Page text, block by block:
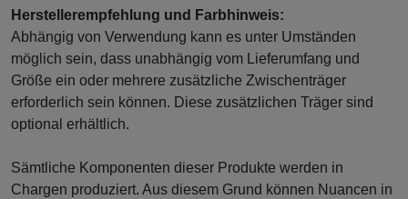
Herstellerempfehlung und Farbhinweis:
Abhängig von Verwendung kann es unter Umständen
möglich sein, dass unabhängig vom Lieferumfang und
Größe ein oder mehrere zusätzliche Zwischenträger
erforderlich sein können. Diese zusätzlichen Träger sind
optional erhältlich.
Sämtliche Komponenten dieser Produkte werden in
Chargen produziert. Aus diesem Grund können Nuancen in